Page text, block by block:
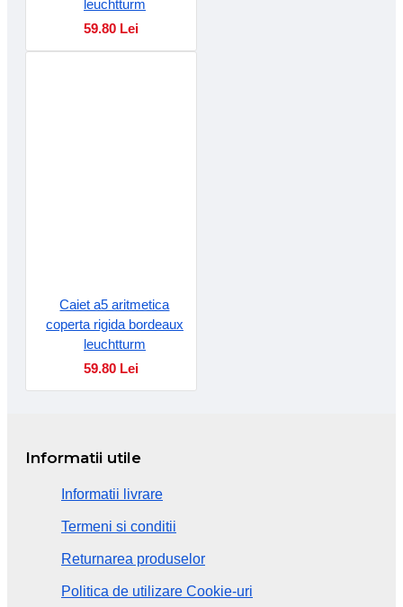
leuchtturm
59.80 Lei
Caiet a5 aritmetica
coperta rigida bordeaux
leuchtturm
59.80 Lei
Informatii utile
Informatii livrare
Termeni si conditii
Returnarea produselor
Politica de utilizare Cookie-uri